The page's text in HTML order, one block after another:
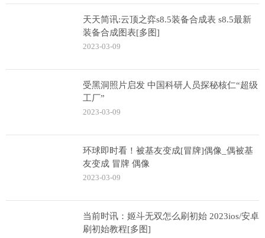
天天简讯:云顶之弈s8.5装备合成表 s8.5最新
装备合成图表[多图]
2023-03-09
受黑洞照片启发 中国科研人员探秘核仁“超级
工厂”
2023-03-09
环球即时看！被基友变成[冒牌]偶像_偶被基
友变成 冒牌 偶像
2023-03-09
当前时讯：姬斗无双怎么刷初始 2023ios/安卓
刷初始教程[多图]